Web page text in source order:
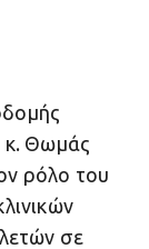
κ. Θωμάς
ρόλο του
σε